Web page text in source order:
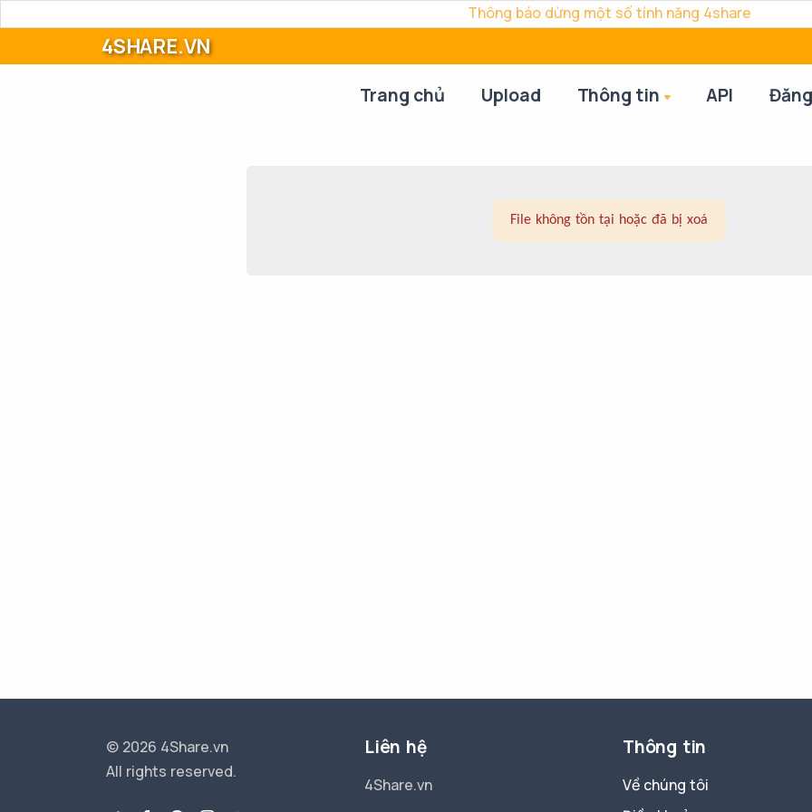
Thông báo dừng một số tính năng 4share
4SHARE.VN
Trang chủ Upload Thông tin API
File không tồn tại hoặc đã bị xoá
© 2026 4Share.vn
All rights reserved.
Liên hệ
4Share.vn
Thông tin
Về chúng tôi